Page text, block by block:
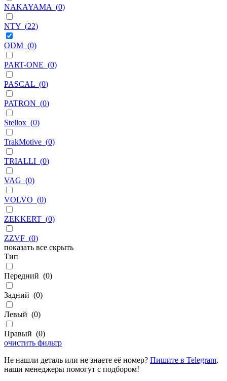
NAKAYAMA (0)
NTY (22)
ODM (0)
PART-ONE (0)
PASCAL (0)
PATRON (0)
Stellox (0)
TrakMotive (0)
TRIALLI (0)
VAG (0)
VOLVO (0)
ZEKKERT (0)
ZZVF (0)
показать все скрыть
Тип
Передний (0)
Задний (0)
Левый (0)
Правый (0)
очистить фильтр
Не нашли деталь или не знаете её номер? Пишите в Telegram,
наши менеджеры помогут с подбором!